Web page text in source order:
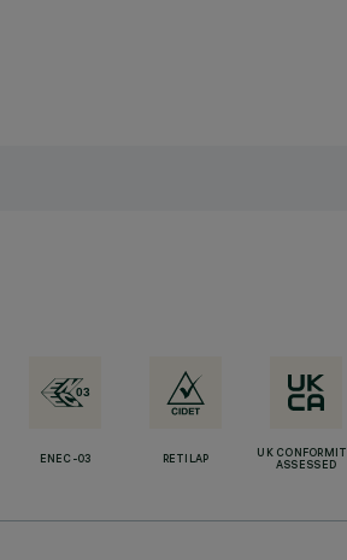
ENEC-03 RETILAP
UK
ASSESSED